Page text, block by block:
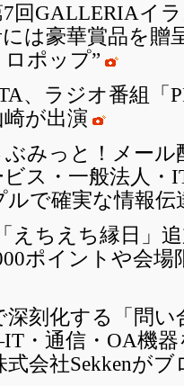
7回GALLERIAイ
は豪華賞品を
ロポップ”
、ラジオ番組「
が出演
みっと！メール
ス・一般法人・
で確実な情報伝
えちえち縁日」
ポイントや会
刻化する「問
・通信・OA機
会社Sekkenがブ